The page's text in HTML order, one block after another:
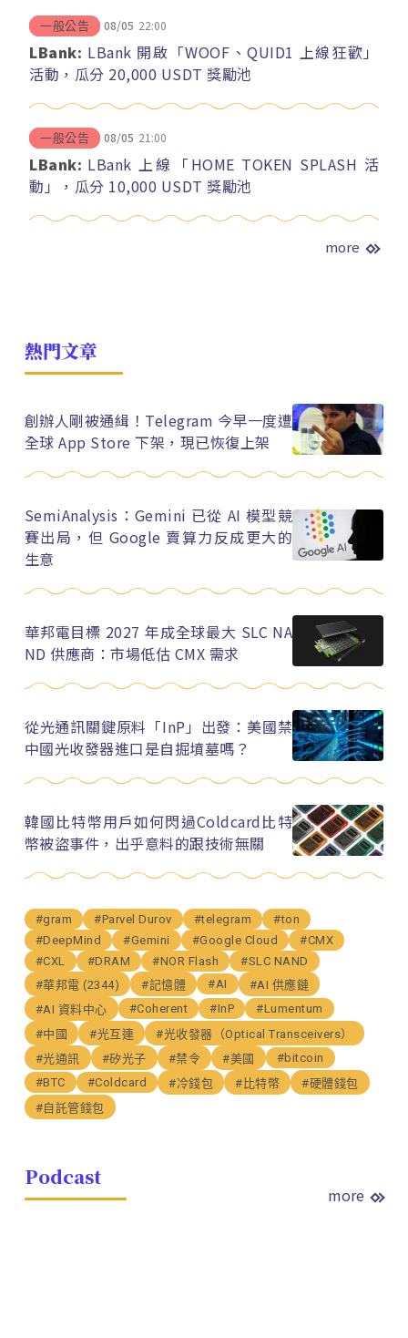
一般公告 08/05 22:00
LBank: LBank 開啟「WOOF、QUID1 上線狂歡」
活動，瓜分 20,000 USDT 獎勵池
一般公告 08/05 21:00
LBank: LBank 上線「HOME TOKEN SPLASH 活
動」，瓜分 10,000 USDT 獎勵池
more
熱門文章
創辦人剛被通緝！Telegram 今早一度遭
全球 App Store 下架，現已恢復上架
SemiAnalysis：Gemini 已從 AI 模型競
賽出局，但 Google 賣算力反成更大的
生意
華邦電目標 2027 年成全球最大 SLC NA
ND 供應商：市場低估 CMX 需求
從光通訊關鍵原料「InP」出發：美國禁
中國光收發器進口是自掘墳墓嗎？
韓國比特幣用戶如何閃過Coldcard比特
幣被盜事件，出乎意料的跟技術無關
#gram #Parvel Durov #telegram
#ton
#DeepMind
#Gemini #Google Cloud
#CMX
#CXL
#DRAM #NOR Flash
#SLC NAND
#華邦電 (2344)
#記憶體 #AI
#AI 供應鏈
#AI 資料中心
#Coherent #InP
#Lumentum
#中國
#光互連
#光收發器（Optical Transceivers）
#光通訊
#矽光子 #禁令 #美國
#bitcoin
#BTC
#Coldcard #冷錢包 #比特幣
#硬體錢包
#自託管錢包
Podcast
more